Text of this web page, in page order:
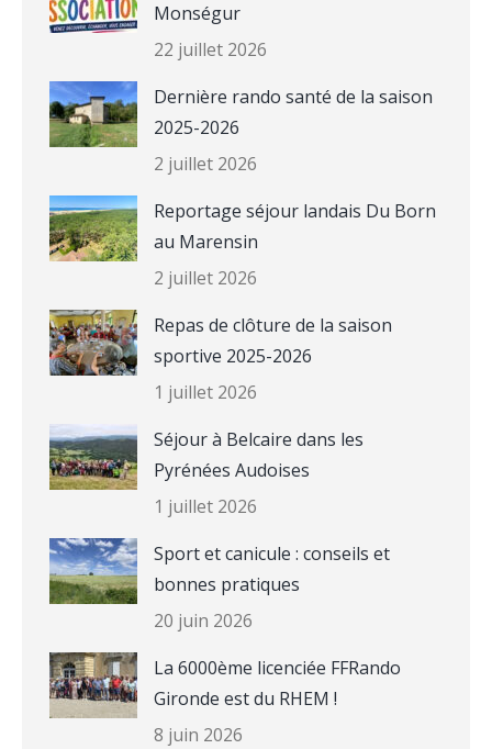
Monségur
22 juillet 2026
Dernière rando santé de la saison
2025-2026
2 juillet 2026
Reportage séjour landais Du Born
au Marensin
2 juillet 2026
Repas de clôture de la saison
sportive 2025-2026
1 juillet 2026
Séjour à Belcaire dans les
Pyrénées Audoises
1 juillet 2026
Sport et canicule : conseils et
bonnes pratiques
20 juin 2026
La 6000ème licenciée FFRando
Gironde est du RHEM !
8 juin 2026